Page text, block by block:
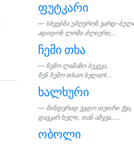
ფუტკარი
სხვებმა უმღერონ ვარდ-
ადიდონ ლომი ძლიერი;...
ჩემი თხა
ჩემო ლამაზო ბეკეკა,
შენ ჩემო თხაო ბელაო!...
ხალხური
მინდვრად ეგდო თეთრი ქვა,
დავკარ ხელი, თან ამყვა......
ობოლი